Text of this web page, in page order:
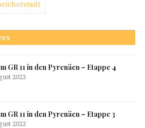
GR 11 in den Pyrenäen – Etappe 4
2023
GR 11 in den Pyrenäen – Etappe 3
2023